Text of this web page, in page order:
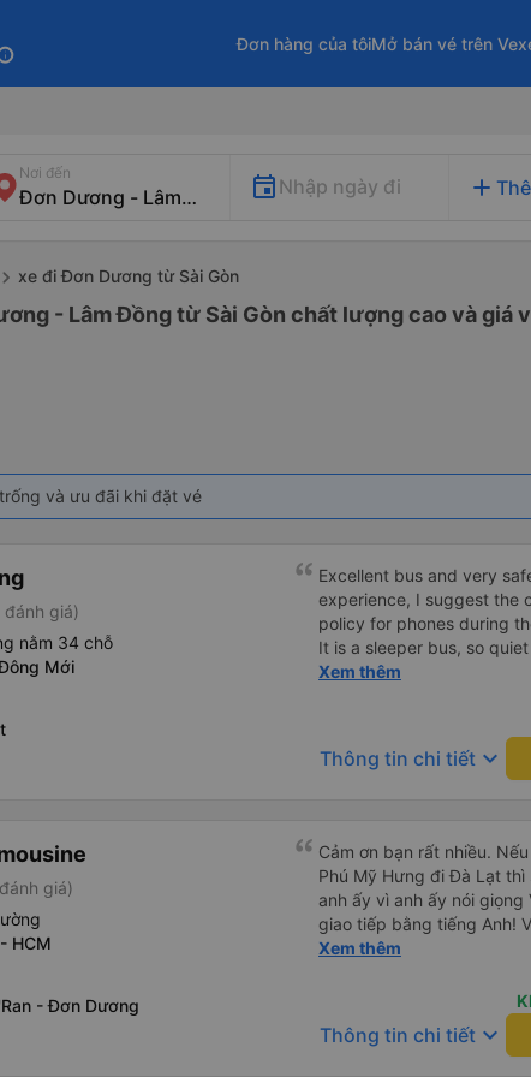
Đơn hàng của tôiMở bán vé trên
Nơi đến
Nhập ngày đi add
xe đi Đơn Dương từ Sài Gòn
- Lâm Đồng từ Sài Gòn chất lượng cao và giá
và ưu đãi khi đặt vé
giá)
nằm 34 chỗ
Mới
Excellent bus and very
experience, I suggest the
policy for phones during
It is a sleeper bus, so
Wi-Fi password clearly
hơn, tôi góp ý nhà xe
lặng (tắt âm thanh điện
Tôi vẫn sẽ tiếp tục ủng hộ
Xem thêm
Thông tin chi tiết keyboard_arrow_down
giá)
HCM
- Đơn Dương
Cảm ơn bạn rất nhiều.
Phú Mỹ Hưng đi Đà Lạt
anh ấy vì anh ấy nói
giao tiếp bằng tiếng Anh!
trước khi lên xe, và mặc
bạn đi xe đưa đón (van)
hẹn. Vì bạn đang ở trên
họ, dù tài xế hoặc người
Xem thêm
Thông tin chi tiết keyboard_arrow_down